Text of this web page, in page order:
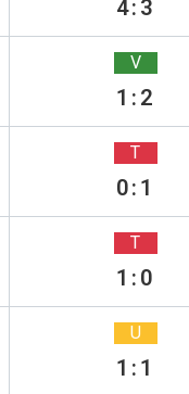
4:3
V
1:2
T
0:1
T
1:0
U
1:1